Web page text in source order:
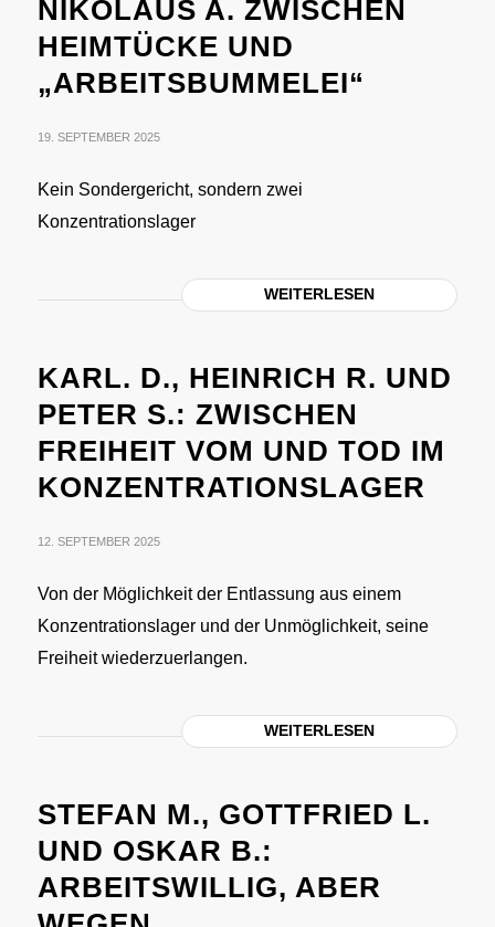
NIKOLAUS A. ZWISCHEN
HEIMTÜCKE UND
„ARBEITSBUMMELEI“
19. SEPTEMBER 2025
Kein Sondergericht, sondern zwei
Konzentrationslager
WEITERLESEN
KARL. D., HEINRICH R. UND
PETER S.: ZWISCHEN
FREIHEIT VOM UND TOD IM
KONZENTRATIONSLAGER
12. SEPTEMBER 2025
Von der Möglichkeit der Entlassung aus einem
Konzentrationslager und der Unmöglichkeit, seine
Freiheit wiederzuerlangen.
WEITERLESEN
STEFAN M., GOTTFRIED L.
UND OSKAR B.:
ARBEITSWILLIG, ABER